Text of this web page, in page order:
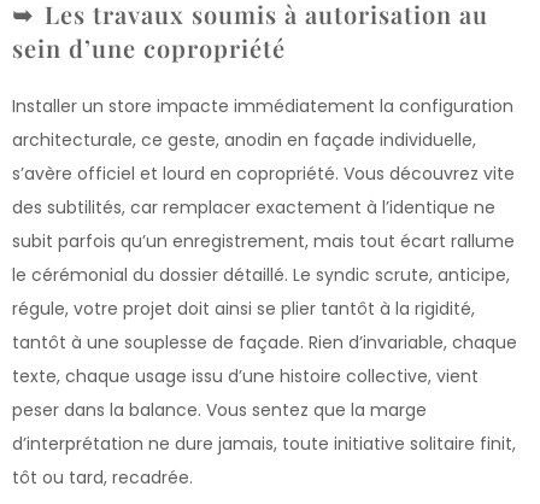
Les travaux soumis à autorisation au
sein d’une copropriété
Installer un store impacte immédiatement la configuration
architecturale, ce geste, anodin en façade individuelle,
s’avère officiel et lourd en copropriété. Vous découvrez vite
des subtilités, car remplacer exactement à l’identique ne
subit parfois qu’un enregistrement, mais tout écart rallume
le cérémonial du dossier détaillé. Le syndic scrute, anticipe,
régule, votre projet doit ainsi se plier tantôt à la rigidité,
tantôt à une souplesse de façade. Rien d’invariable, chaque
texte, chaque usage issu d’une histoire collective, vient
peser dans la balance. Vous sentez que la marge
d’interprétation ne dure jamais, toute initiative solitaire finit,
tôt ou tard, recadrée.